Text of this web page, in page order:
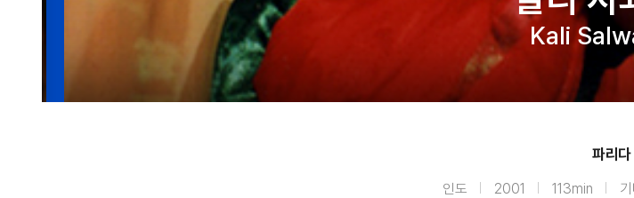
Kali
파리다
인도 2001 113min